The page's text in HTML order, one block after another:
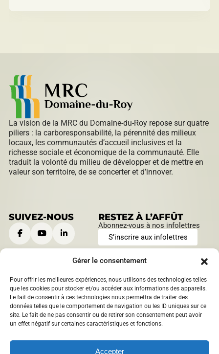
Gérer le consentement
Pour offrir les meilleures expériences, nous utilisons des technologies telles
que les cookies pour stocker et/ou accéder aux informations des appareils.
Le fait de consentir à ces technologies nous permettra de traiter des
données telles que le comportement de navigation ou les ID uniques sur ce
site. Le fait de ne pas consentir ou de retirer son consentement peut avoir
un effet négatif sur certaines caractéristiques et fonctions.
Accepter
La vision de la MRC du Domaine-du-Roy repose sur quatre
piliers : la carboresponsabilité, la pérennité des milieux
locaux, les communautés d’accueil inclusives et la
richesse sociale et économique de la communauté. Elle
traduit la volonté du milieu de développer et de mettre en
valeur son territoire, de se concerter et d’innover.
SUIVEZ-NOUS RESTEZ À L’AFFÛT
Abonnez-vous à nos infolettres
S’inscrire aux infolettres
CONTACTEZ-NOUS
901, boulevard Saint-Joseph
Roberval, Québec,Canada
1209 boulevard Sacré-Coeur
Saint-Félicien, Québec,
info@​mrcdomaineduroy.ca
HEURES D’OUVERTURE
Lundi au jeudi:
9 h à 12 h | 13 h à 16 h
Vendredi:
9 h à 12 h